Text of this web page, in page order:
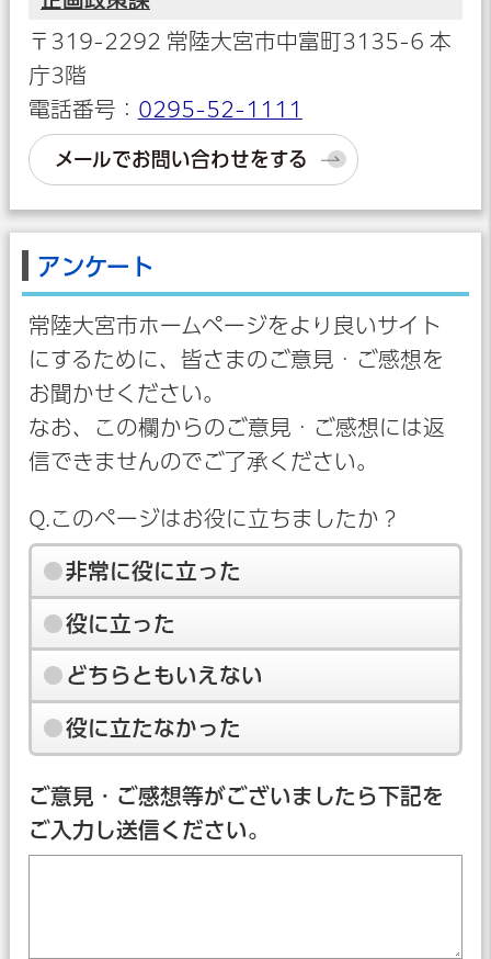
〒319-2292 常陸大宮市中富町3135-6 本
庁3階
電話番号： 0295-52-1111
メールでお問い合わせをする
アンケート
常陸大宮市ホームページをより良いサイト
にするために、皆さまのご意見・ご感想を
お聞かせください。
なお、この欄からのご意見・ご感想には返
信できませんのでご了承ください。
Q.このページはお役に立ちましたか？
非常に役に立った
役に立った
どちらともいえない
役に立たなかった
ご意見・ご感想等がございましたら下記を
ご入力し送信ください。